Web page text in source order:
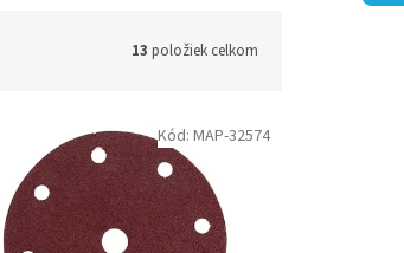
13 položiek celkom
Kód: MAP-32574